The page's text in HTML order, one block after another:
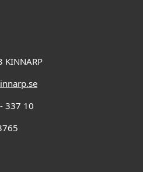
KINNARP
337 10